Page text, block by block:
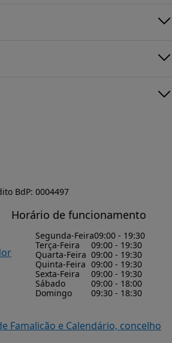
BdP: 0004497
Horário de funcionamento
Segunda-Feira09:00 - 19:30
Terça-Feira
09:00 - 19:30
Quarta-Feira 09:00 - 19:30
Quinta-Feira 09:00 - 19:30
Sexta-Feira
09:00 - 19:30
Sábado
09:00 - 18:00
Domingo
09:30 - 18:30
Famalicão e Calendário, concelho